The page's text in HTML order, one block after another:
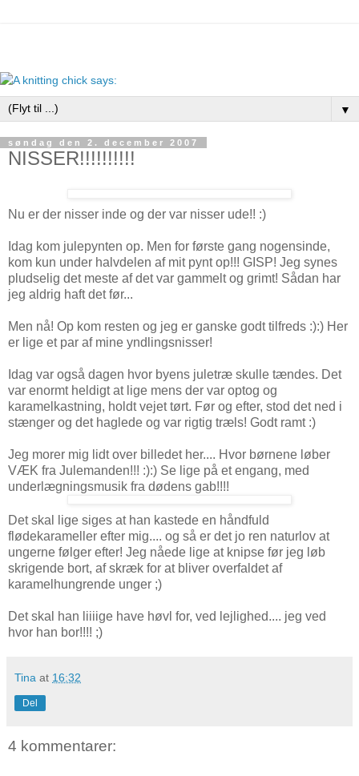
▼
søndag den 2. december 2007
NISSER!!!!!!!!!!
Nu er der nisser inde og der var nisser ude!! :)
Idag kom julepynten op. Men for første gang nogensinde,
kom kun under halvdelen af mit pynt op!!! GISP! Jeg synes
pludselig det meste af det var gammelt og grimt! Sådan har
jeg aldrig haft det før...
Men nå! Op kom resten og jeg er ganske godt tilfreds :):) Her
er lige et par af mine yndlingsnisser!
Idag var også dagen hvor byens juletræ skulle tændes. Det
var enormt heldigt at lige mens der var optog og
karamelkastning, holdt vejet tørt. Før og efter, stod det ned i
stænger og det haglede og var rigtig træls! Godt ramt :)
Jeg morer mig lidt over billedet her.... Hvor børnene løber
VÆK fra Julemanden!!! :):) Se lige på et engang, med
underlægningsmusik fra dødens gab!!!!
Det skal lige siges at han kastede en håndfuld
flødekarameller efter mig.... og så er det jo ren naturlov at
ungerne følger efter! Jeg nåede lige at knipse før jeg løb
skrigende bort, af skræk for at bliver overfaldet af
karamelhungrende unger ;)
Det skal han liiiige have høvl for, ved lejlighed.... jeg ved
hvor han bor!!!! ;)
Tina at 16:32
Del
4 kommentarer: